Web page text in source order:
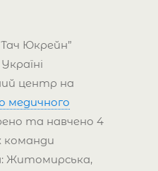
Тач Юкрейн”
центр на
медичного
та навчено 4
команди
Житомирська,